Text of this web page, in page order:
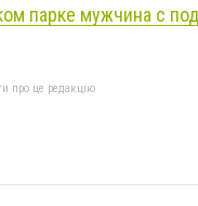
парке мужчина с
про це редакцію